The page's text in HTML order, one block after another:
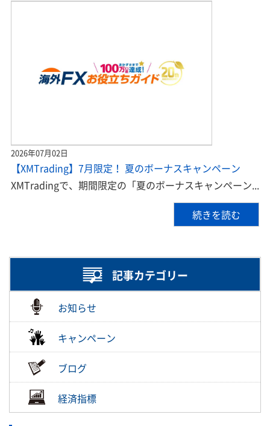
2026年07月02日
【XMTrading】7月限定！ 夏のボーナスキャンペーン
XMTradingで、期間限定の「夏のボーナスキャンペーン...
続きを読む
記事カテゴリー
お知らせ
キャンペーン
ブログ
経済指標